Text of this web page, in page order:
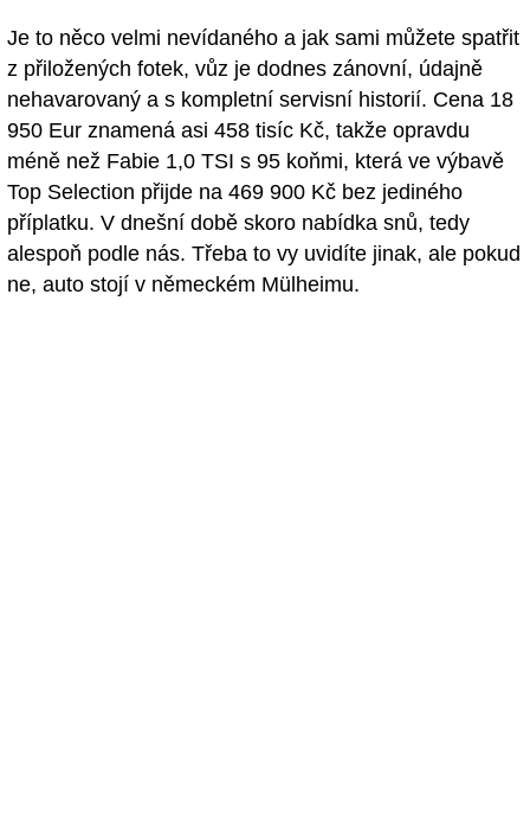
Je to něco velmi nevídaného a jak sami můžete spatřit
z přiložených fotek, vůz je dodnes zánovní, údajně
nehavarovaný a s kompletní servisní historií. Cena 18
950 Eur znamená asi 458 tisíc Kč, takže opravdu
méně než Fabie 1,0 TSI s 95 koňmi, která ve výbavě
Top Selection přijde na 469 900 Kč bez jediného
příplatku. V dnešní době skoro nabídka snů, tedy
alespoň podle nás. Třeba to vy uvidíte jinak, ale pokud
ne, auto stojí v německém Mülheimu.